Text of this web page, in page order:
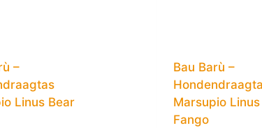
–
Linus Bear
Bau Barù –
Marsupio
Fango